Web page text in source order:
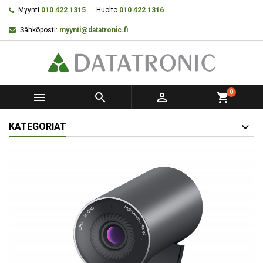
Myynti 010 422 1315 Huolto 010 422 1316
Sähköposti: myynti@datatronic.fi
   shopping_cart0
KATEGORIAT